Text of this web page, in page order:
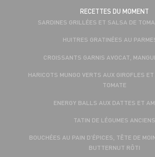
RECETTES DU MOMENT
SARDINES GRILLÉES ET SALSA DE
HUITRES GRATINÉES AU
CROISSANTS GARNIS AVOCAT,
HARICOTS MUNGO VERTS AUX GIROFLES
TOMATE
ENERGY BALLS AUX DATTES ET
TATIN DE LÉGUMES ANCIENS
BOUCHÉES AU PAIN D’ÉPICES, TÊTE DE
BUTTERNUT RÔTI